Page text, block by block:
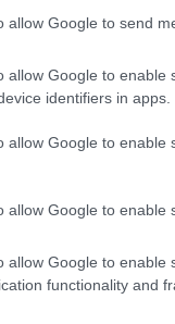
allow Google to send
allow Google to enable
identifiers in apps.
allow Google to enable
allow Google to enable
allow Google to enable
functionality and
nella sezione